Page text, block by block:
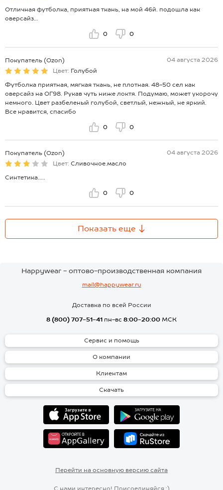
Отличная футболка, приятная ткань, на мой 46й. подошла как
оверсайз...
0 0
Покупатель (Ozon)
04 августа 2026
Цвет: Голубой
Футболка приятная, мягкая ткань, не плотная. 48-50 сел как
оверсайз на ОГ98. Рукав чуть ниже локтя. Подумаю, может укорочу
немного. Цвет разбеленый голубой, светлый, нежный, не яркий.
Все нравится, спасибо
0 0
Покупатель (Ozon)
04 августа 2026
Цвет: Сливочное.масло
Синтетика.....
0 0
Показать еще
Happywear - оптово-производственная компания
mail@happywear.ru
Доставка по всей России
8 (800) 707-51-41 пн-вс 8:00-20:00 МСК
Сервис и помощь
О компании
Клиентам
Скачать
Перейти на основную версию сайта
С нами интересно! Присоединяйся :)